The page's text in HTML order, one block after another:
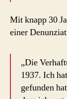
Mit knapp 30
einer
„Die
1937. Ich
gefunden